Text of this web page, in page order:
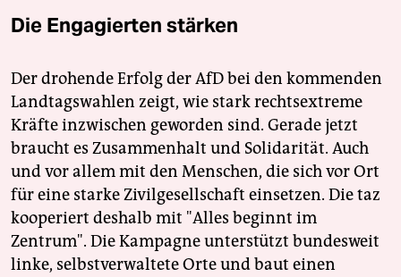
Die Engagierten stärken
Der drohende Erfolg der AfD bei den kommenden
Landtagswahlen zeigt, wie stark rechtsextreme
Kräfte inzwischen geworden sind. Gerade jetzt
braucht es Zusammenhalt und Solidarität. Auch
und vor allem mit den Menschen, die sich vor Ort
für eine starke Zivilgesellschaft einsetzen. Die taz
kooperiert deshalb mit "Alles beginnt im
Zentrum". Die Kampagne unterstützt bundesweit
linke, selbstverwaltete Orte und baut einen